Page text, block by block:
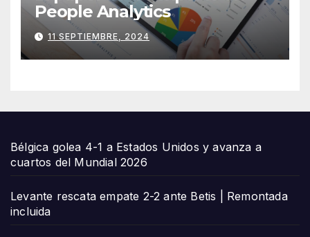
People Analytics
11 SEPTIEMBRE, 2024
Bélgica golea 4-1 a Estados Unidos y avanza a
cuartos del Mundial 2026
Levante rescata empate 2-2 ante Betis | Remontada
incluida